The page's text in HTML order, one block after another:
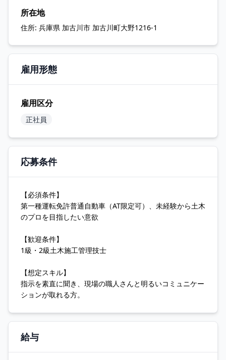
所在地
住所: 兵庫県 加古川市 加古川町大野1216-1
雇用形態
雇用区分
正社員
応募条件
【必須条件】
第一種運転免許普通自動車（AT限定可）、未経験から土木
のプロを目指したい意欲
【歓迎条件】
1級・2級土木施工管理技士
【想定スキル】
指示を素直に聞き、現場の職人さんと明るいコミュニケー
ションが取れる方。
給与